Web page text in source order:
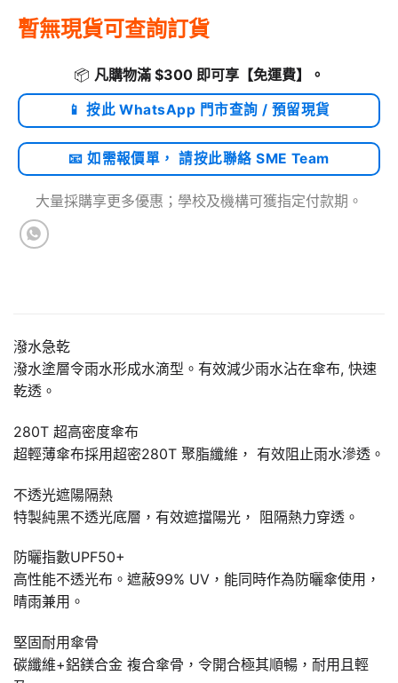
暫無現貨可查詢訂貨
📦 凡購物滿 $300 即可享 【免運費】 。
📱 按此 WhatsApp 門市查詢 / 預留現貨
📧 如需報價單， 請按此聯絡 SME Team
大量採購享更多優惠；學校及機構可獲指定付款期。
潑水急乾
潑水塗層令雨水形成水滴型。有效減少雨水沾在傘布, 快速
乾透。
280T 超高密度傘布
超輕薄傘布採用超密280T 聚脂纖維， 有效阻止雨水滲透。
不透光遮陽隔熱
特製純黑不透光底層，有效遮擋陽光， 阻隔熱力穿透。
防曬指數UPF50+
高性能不透光布。遮蔽99% UV，能同時作為防曬傘使用，
晴雨兼用。
堅固耐用傘骨
碳纖維+鋁鎂合金 複合傘骨，令開合極其順暢，耐用且輕